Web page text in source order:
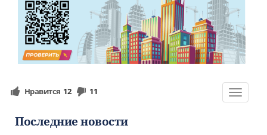
Toggle
Нравится 12 11
Последние новости